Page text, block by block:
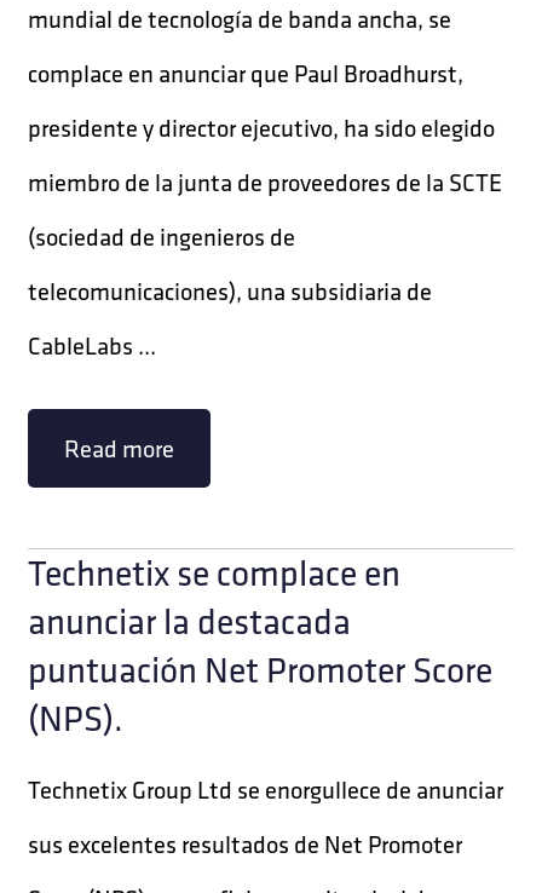
mundial de tecnología de banda ancha, se
complace en anunciar que Paul Broadhurst,
presidente y director ejecutivo, ha sido elegido
miembro de la junta de proveedores de la SCTE
(sociedad de ingenieros de
telecomunicaciones), una subsidiaria de
CableLabs ...
Read more
Technetix se complace en
anunciar la destacada
puntuación Net Promoter Score
(NPS).
Technetix Group Ltd se enorgullece de anunciar
sus excelentes resultados de Net Promoter